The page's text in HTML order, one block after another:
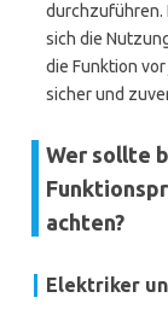
durchzuführen.
sich die
die Funktion
sicher und
Wer sollte
achten?
Elektriker